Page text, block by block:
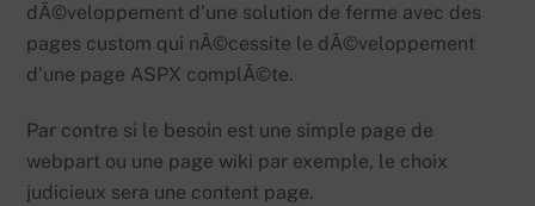
dÃ©veloppement d’une solution de ferme avec des
pages custom qui nÃ©cessite le dÃ©veloppement
d’une page ASPX complÃ©te.
Par contre si le besoin est une simple page de
webpart ou une page wiki par exemple, le choix
judicieux sera une content page.